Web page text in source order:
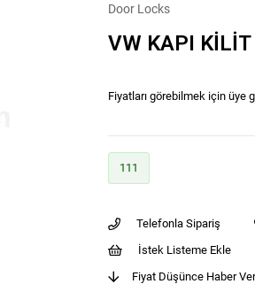
Door Locks
VW KAPI
Fiyatları görebilmek için üye
111
Telefonla Sipariş
İstek Listeme Ekle
Fiyat Düşünce Haber Ver